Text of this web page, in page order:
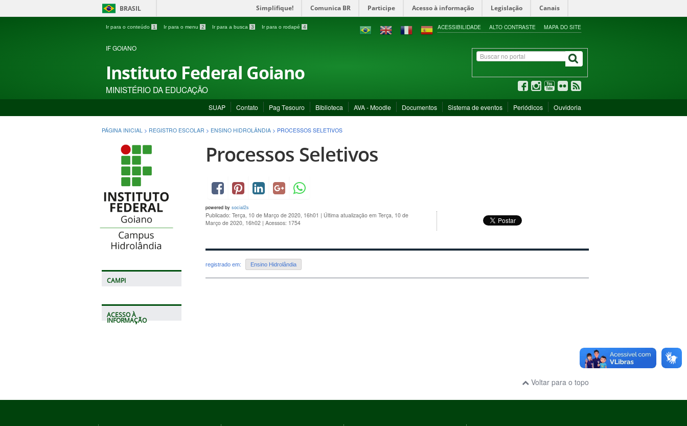
BRASIL Simplifique! Comunica BR Participe Acesso à informação Legislação Canais
Ir para o conteúdo 1 Ir para o menu 2 Ir para a busca 3 Ir para o rodapé 4 ACESSIBILIDADE ALTO CONTRASTE MAPA DO SITE
IF GOIANO
Instituto Federal Goiano
MINISTÉRIO DA EDUCAÇÃO
SUAP Contato Pag Tesouro Biblioteca AVA - Moodle Documentos Sistema de eventos Periódicos Ouvidoria
PÁGINA INICIAL > REGISTRO ESCOLAR > ENSINO HIDROLÂNDIA > PROCESSOS SELETIVOS
CAMPI
ACESSO À
INFORMAÇÃO
Processos Seletivos
powered by social2s
Publicado: Terça, 10 de Março de 2020, 16h01 | Última atualização em Terça, 10 de
Março de 2020, 16h02 | Acessos: 1754
registrado em: Ensino Hidrolândia
Voltar para o topo